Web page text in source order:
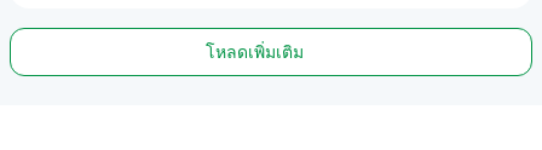
อัตโนมัติ 100% ทำงาน 24 ชั่วโมง
พร้อมใช้งานทันที
โหลดเพิ่มเติม